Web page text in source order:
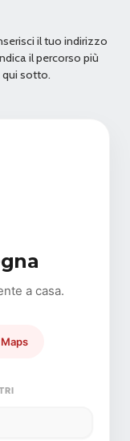
il tuo indirizzo
il percorso più
qui sotto.
a casa.